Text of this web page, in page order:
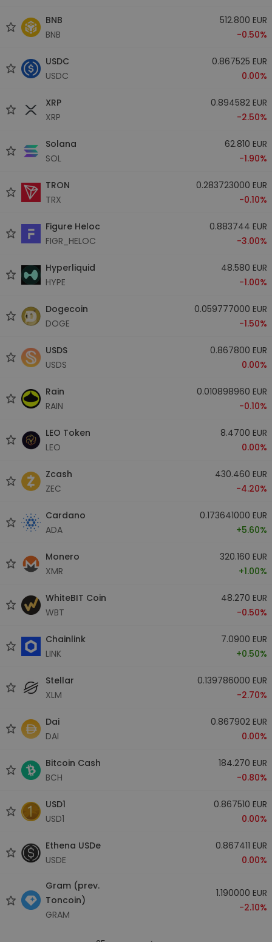
BNB
BNB
512.800 EUR
-0.50%
USDC
USDC
0.867525 EUR
0.00%
XRP
XRP
0.894582 EUR
-2.50%
Solana
SOL
62.810 EUR
-1.90%
TRON
TRX
0.283723000 EUR
-0.10%
Figure Heloc
FIGR_HELOC
0.883744 EUR
-3.00%
Hyperliquid
HYPE
48.580 EUR
-1.00%
Dogecoin
DOGE
0.059777000 EUR
-1.50%
USDS
USDS
0.867800 EUR
0.00%
Rain
RAIN
0.010898960 EUR
-0.10%
LEO Token
LEO
8.4700 EUR
0.00%
Zcash
ZEC
430.460 EUR
-4.20%
Cardano
ADA
0.173641000 EUR
+5.60%
Monero
XMR
320.160 EUR
+1.00%
WhiteBIT Coin
WBT
48.270 EUR
-0.50%
Chainlink
LINK
7.0900 EUR
+0.50%
Stellar
XLM
0.139786000 EUR
-2.70%
Dai
DAI
0.867902 EUR
0.00%
Bitcoin Cash
BCH
184.270 EUR
-0.80%
USD1
USD1
0.867510 EUR
0.00%
Ethena USDe
USDE
0.867411 EUR
0.00%
Gram (prev.
Toncoin)
GRAM
1.190000 EUR
-2.10%